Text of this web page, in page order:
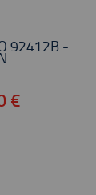
92412B -
€